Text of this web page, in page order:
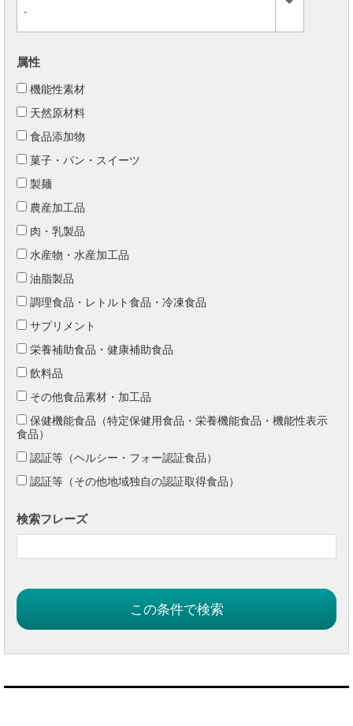
属性
機能性素材
天然原材料
食品添加物
菓子・パン・スイーツ
製麺
農産加工品
肉・乳製品
水産物・水産加工品
油脂製品
調理食品・レトルト食品・冷凍食品
サプリメント
栄養補助食品・健康補助食品
飲料品
その他食品素材・加工品
保健機能食品（特定保健用食品・栄養機能食品・機能性表示
食品）
認証等（ヘルシー・フォー認証食品）
認証等（その他地域独自の認証取得食品）
検索フレーズ